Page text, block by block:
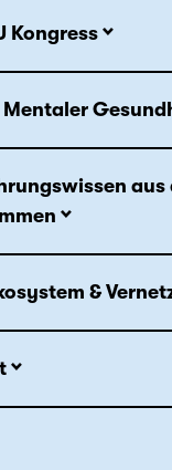
Kongress
aus
&